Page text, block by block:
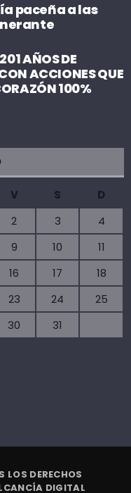
paceña a las
AÑOS DE
ACCIONES QUE
100%
V S
D
2 3
4
9 10
11
16 17
18
23 24
25
30
31
DERECHOS
DIGITAL